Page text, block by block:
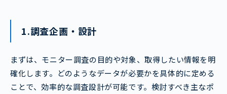
1.調査企画・設計
まずは、モニター調査の目的や対象、取得したい情報を明
確化します。どのようなデータが必要かを具体的に定める
ことで、効率的な調査設計が可能です。検討すべき主なポ